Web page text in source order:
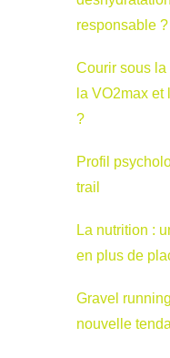
responsable ?
Courir sous
la VO2max et
?
Profil
trail
La nutrition :
en plus de
Gravel
nouvelle